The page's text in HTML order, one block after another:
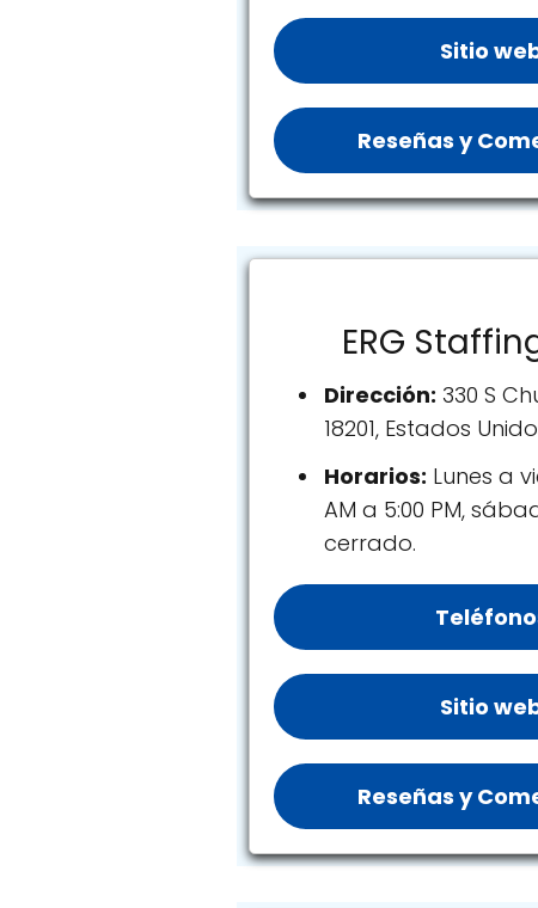
Sitio
Reseñas y
ERG
Dirección: 330 S
18201, Estados
Horarios: Lunes a
AM a 5:00 PM,
cerrado.
Sitio
Reseñas y